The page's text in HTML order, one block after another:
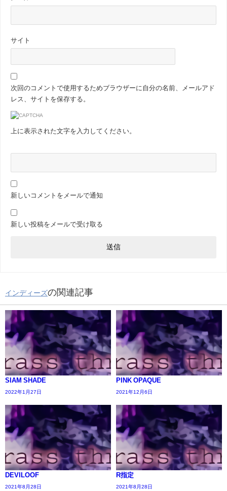
サイト
次回のコメントで使用するためブラウザーに自分の名前、メールアド
レス、サイトを保存する。
上に表示された文字を入力してください。
新しいコメントをメールで通知
新しい投稿をメールで受け取る
インディーズの関連記事
SIAM SHADE
2022年1月27日
PINK OPAQUE
2021年12月6日
DEVILOOF
2021年8月28日
R指定
2021年8月28日